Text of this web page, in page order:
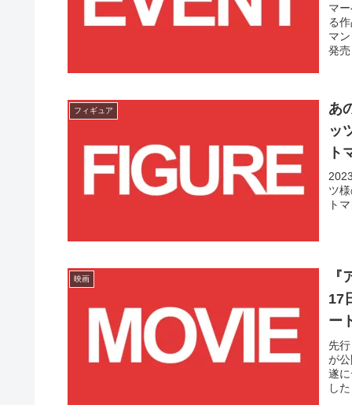
マ
る
マ
発売
フィギュア
あ
ッ
ト
ツ
ト
映画
17
ー
先
が
遂
した